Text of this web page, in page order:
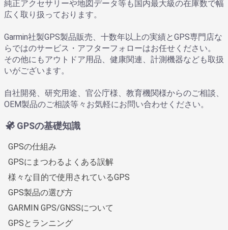
純正アクセサリーや地図データ等も国内最大級の在庫数で幅
広く取り扱っております。
Garmin社製GPS製品販売、十数年以上の実績とGPS専門店な
らではのサービス・アフターフォローはお任せください。
その他にもアウトドア用品、健康関連、計測機器なども取扱
いがございます。
自社開発、研究用途、官公庁様、教育機関様からのご相談、
OEM製品のご相談等々お気軽にお問い合わせください。
GPSの基礎知識
GPSの仕組み
GPSにまつわるよくある誤解
様々な目的で使用されているGPS
GPS製品の選び方
GARMIN GPS/GNSSについて
GPSとランニング